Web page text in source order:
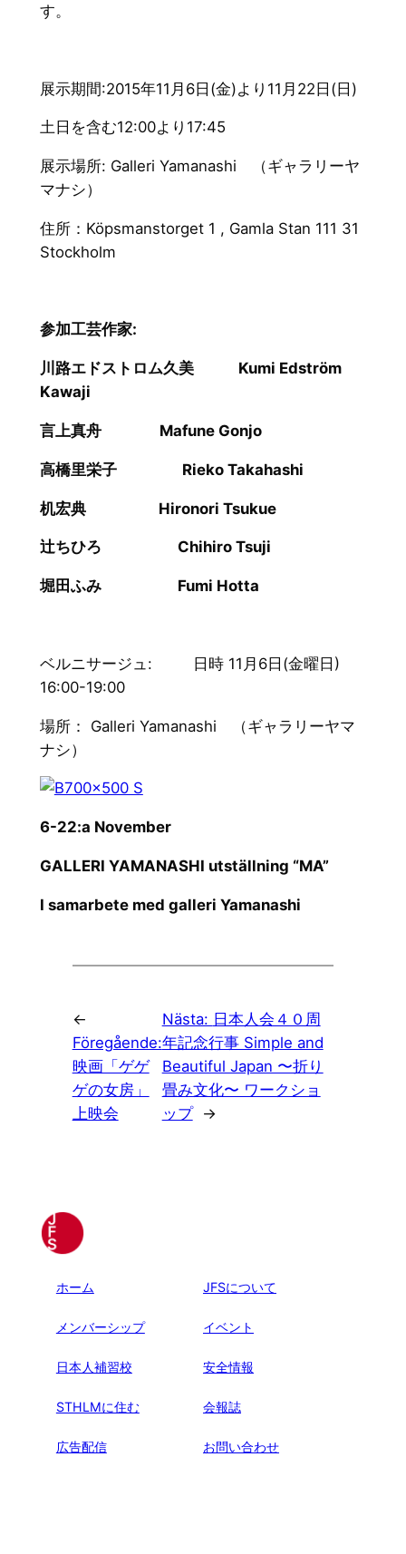
す。
展示期間:2015年11月6日(金)より11月22日(日)
土日を含む12:00より17:45
展示場所: Galleri Yamanashi （ギャラリーヤ
マナシ）
住所：Köpsmanstorget 1 , Gamla Stan 111 31
Stockholm
参加工芸作家:
川路エドストロム久美 Kumi Edström
Kawaji
言上真舟 Mafune Gonjo
高橋里栄子 Rieko Takahashi
机宏典 Hironori Tsukue
辻ちひろ Chihiro Tsuji
堀田ふみ Fumi Hotta
ベルニサージュ: 日時 11月6日(金曜日)
16:00-19:00
場所： Galleri Yamanashi （ギャラリーヤマ
ナシ）
6-22:a November
GALLERI YAMANASHI utställning “MA”
I samarbete med galleri Yamanashi
←
Föregående:
映画「ゲゲ
ゲの女房」
上映会
Nästa: 日本人会４０周
年記念行事 Simple and
Beautiful Japan 〜折り
畳み文化〜 ワークショ
ップ
→
ホーム
メンバーシップ
日本人補習校
STHLMに住む
広告配信
JFSについて
イベント
安全情報
会報誌
お問い合わせ